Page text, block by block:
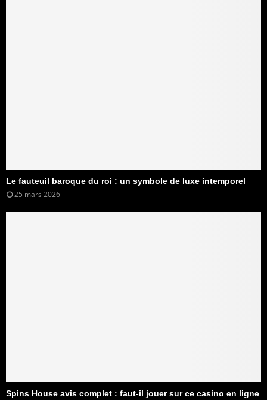
Le fauteuil baroque du roi : un symbole de luxe intemporel
25 mars 2026
Spins House avis complet : faut-il jouer sur ce casino en ligne